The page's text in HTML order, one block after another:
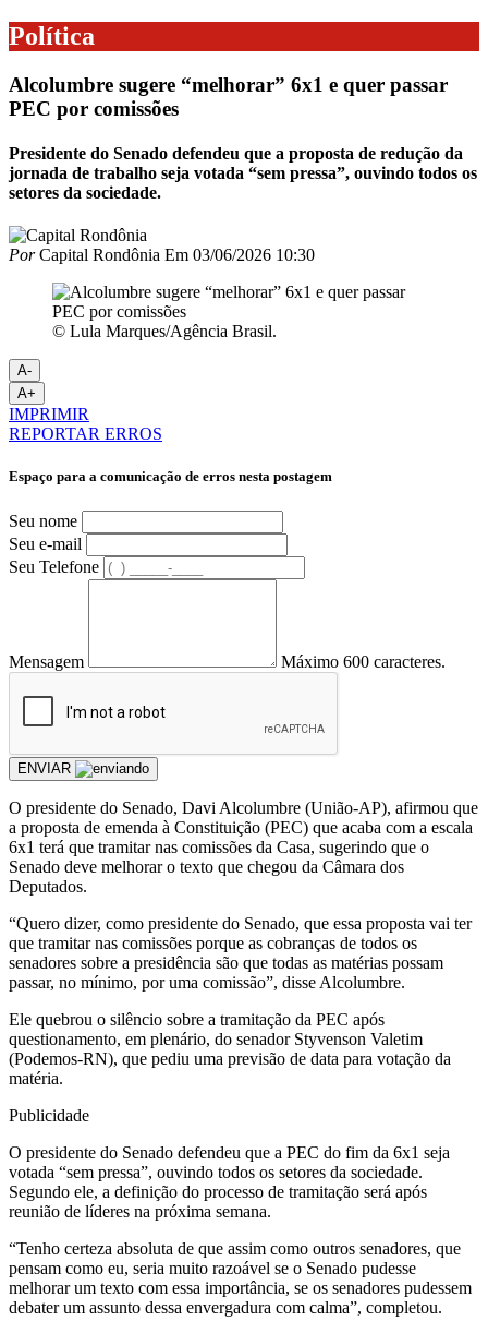
Política
Alcolumbre sugere “melhorar” 6x1 e quer passar
PEC por comissões
Presidente do Senado defendeu que a proposta de redução da
jornada de trabalho seja votada “sem pressa”, ouvindo todos os
setores da sociedade.
PorCapital Rondônia Em 03/06/2026 10:30
© Lula Marques/Agência Brasil.
A-
A+
IMPRIMIR
REPORTAR ERROS
Espaço para a comunicação de erros nesta postagem
Seu nome
Seu e-mail
Seu Telefone
Mensagem Máximo 600 caracteres.
ENVIAR
O presidente do Senado, Davi Alcolumbre (União-AP), afirmou que
a proposta de emenda à Constituição (PEC) que acaba com a escala
6x1 terá que tramitar nas comissões da Casa, sugerindo que o
Senado deve melhorar o texto que chegou da Câmara dos
Deputados.
“Quero dizer, como presidente do Senado, que essa proposta vai ter
que tramitar nas comissões porque as cobranças de todos os
senadores sobre a presidência são que todas as matérias possam
passar, no mínimo, por uma comissão”, disse Alcolumbre.
Ele quebrou o silêncio sobre a tramitação da PEC após
questionamento, em plenário, do senador Styvenson Valetim
(Podemos-RN), que pediu uma previsão de data para votação da
matéria.
Publicidade
O presidente do Senado defendeu que a PEC do fim da 6x1 seja
votada “sem pressa”, ouvindo todos os setores da sociedade.
Segundo ele, a definição do processo de tramitação será após
reunião de líderes na próxima semana.
“Tenho certeza absoluta de que assim como outros senadores, que
pensam como eu, seria muito razoável se o Senado pudesse
melhorar um texto com essa importância, se os senadores pudessem
debater um assunto dessa envergadura com calma”, completou.